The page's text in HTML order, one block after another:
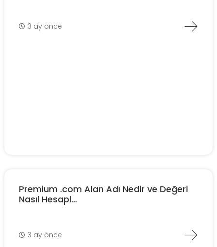
3 ay önce
Premium .com Alan Adı Nedir ve Değeri
Nasıl Hesapl...
3 ay önce